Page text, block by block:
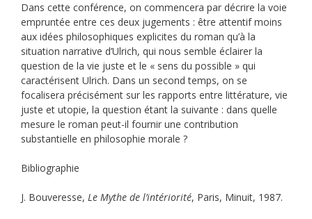
Dans cette conférence, on commencera par décrire la voie
empruntée entre ces deux jugements : être attentif moins
aux idées philosophiques explicites du roman qu’à la
situation narrative d’Ulrich, qui nous semble éclairer la
question de la vie juste et le « sens du possible » qui
caractérisent Ulrich. Dans un second temps, on se
focalisera précisément sur les rapports entre littérature, vie
juste et utopie, la question étant la suivante : dans quelle
mesure le roman peut-il fournir une contribution
substantielle en philosophie morale ?
Bibliographie
J. Bouveresse, Le Mythe de l’intériorité, Paris, Minuit, 1987.